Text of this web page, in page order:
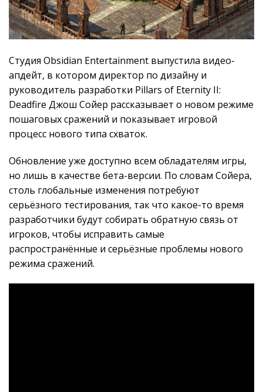
Студия Obsidian Entertainment выпустила видео-
апдейт, в котором директор по дизайну и
руководитель разработки Pillars of Eternity II:
Deadfire Джош Сойер рассказывает о новом режиме
пошаговых сражений и показывает игровой
процесс нового типа схваток.
Обновление уже доступно всем обладателям игры,
но лишь в качестве бета-версии. По словам Сойера,
столь глобальные изменения потребуют
серьёзного тестирования, так что какое-то время
разработчики будут собирать обратную связь от
игроков, чтобы исправить самые
распространённые и серьёзные проблемы нового
режима сражений.